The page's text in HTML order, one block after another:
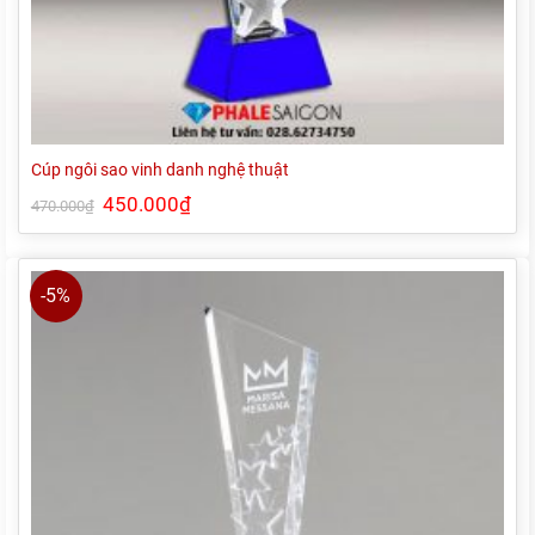
Cúp ngôi sao vinh danh nghệ thuật
470.000₫ Giá
gốc
là:
450.000₫Giá
hiện
tại
450.000₫.
-5%